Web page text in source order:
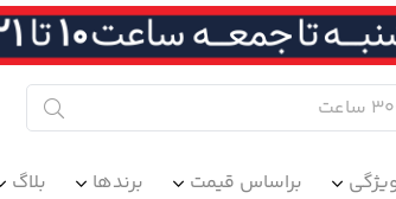
براساس قیمت برندها بلاگ